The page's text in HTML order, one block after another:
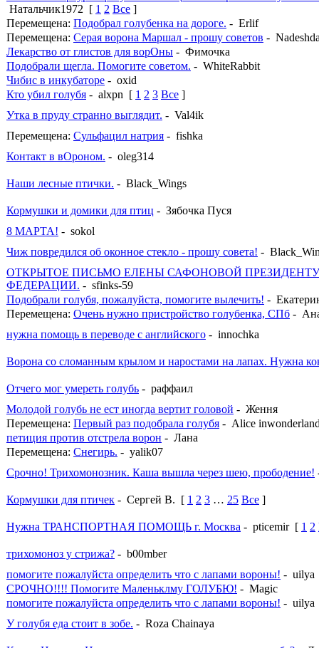
Натальчик1972 [ 1 2 Все ]
Перемещена: Подобрал голубенка на дороге. - Erlif
Перемещена: Серая ворона Маршал - прошу советов -
Лекарство от глистов для ворОны - Фимочка
Подобрали щегла. Помогите советом. - WhiteRabbit
Чибис в инкубаторе - oxid
Кто убил голубя - alxpn [ 1 2 3 Все ]
Утка в пруду странно выглядит. - Val4ik
Перемещена: Сульфацил натрия - fishka
Контакт в вОроном. - oleg314
Наши лесные птички. - Black_Wings
Кормушки и домики для птиц - Зябочка Пуся
8 МАРТА! - sokol
Чиж повредился об оконное стекло - прошу совета! -
ОТКРЫТОЕ ПИСЬМО ЕЛЕНЫ САФОНОВОЙ
ФЕДЕРАЦИИ. - sfinks-59
Подобрали голубя, пожалуйста, помогите вылечить! -
Перемещена: Очень нужно пристройство голубенка, СПб -
нужна помощь в переводе с английского - innochka
Ворона со сломанным крылом и наростами на лапах. Нужна
Отчего мог умереть голубь - раффаил
Молодой голубь не ест иногда вертит головой - Ження
Перемещена: Первый раз подобрала голубя - Alice
петиция против отстрела ворон - Лана
Перемещена: Снегирь. - yalik07
Срочно! Трихомонозник. Каша вышла через шею, прободение!
Кормушки для птичек - Сергей В. [ 1 2 3 … 25 Все ]
Нужна ТРАНСПОРТНАЯ ПОМОЩЬ г. Москва - pticemir[ 1 2
трихомоноз у стрижа? - b00mber
помогите пожалуйста определить что с лапами вороны! - uilya
СРОЧНО!!!! Помогите Маленьклму ГОЛУБЮ! - Magic
помогите пожалуйста определить что с лапами вороны! - uilya
У голубя еда стоит в зобе. - Roza Chainaya